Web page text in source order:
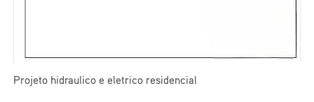
Projeto hidraulico e eletrico residencial